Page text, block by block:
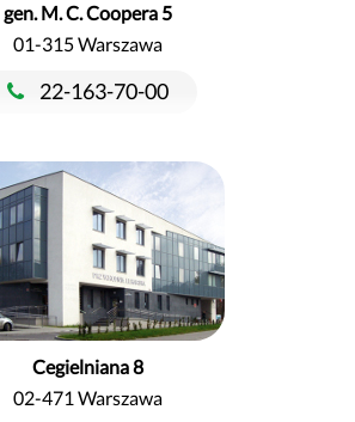
gen. M. C. Coopera 5
01-315 Warszawa
22-163-70-00
Cegielniana 8
02-471 Warszawa